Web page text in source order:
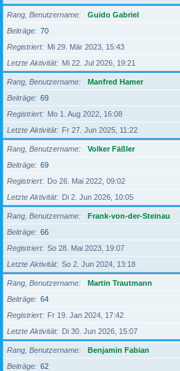
Rang, Benutzername
Guido Gabriel
Beiträge
70
Registriert
Mi 29. Mär 2023, 15:43
Letzte Aktivität
Mi 22. Jul 2026, 19:21
Rang, Benutzername
Manfred Hamer
Beiträge
69
Registriert
Mo 1. Aug 2022, 16:08
Letzte Aktivität
Fr 27. Jun 2025, 11:22
Rang, Benutzername
Volker Fäßler
Beiträge
69
Registriert
Do 26. Mai 2022, 09:02
Letzte Aktivität
Di 2. Jun 2026, 10:05
Rang, Benutzername
Frank-von-der-Steinau
Beiträge
66
Registriert
So 28. Mai 2023, 19:07
Letzte Aktivität
So 2. Jun 2024, 13:18
Rang, Benutzername
Martin Trautmann
Beiträge
64
Registriert
Fr 19. Jan 2024, 17:42
Letzte Aktivität
Di 30. Jun 2026, 15:07
Rang, Benutzername
Benjamin Fabian
Beiträge
62